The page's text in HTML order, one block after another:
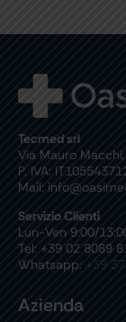
Tecmed srl
Via Mauro
P. IVA:
Mail:
Servizio Clienti
Lun-Ven 9:00/
Tel: +39 02 8089
Whatsapp: +39
Azienda